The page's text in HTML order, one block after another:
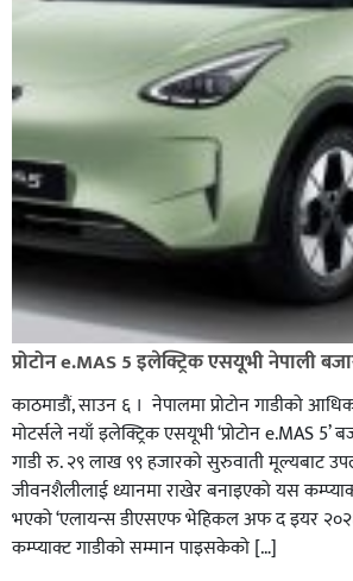
प्रोटोन e.MAS 5 इलेक्ट्रिक एसयूभी नेपाली
काठमाडौं, साउन ६ । नेपालमा प्रोटोन गाडीको
मोटर्सले नयाँ इलेक्ट्रिक एसयूभी ‘प्रोटोन e.MAS 5’
गाडी रु. २९ लाख ९९ हजारको सुरुवाती मूल्यबाट
जीवनशैलीलाई ध्यानमा राखेर बनाइएको यस
भएको ‘एलायन्स डीएसएफ भेहिकल अफ द इयर
कम्प्याक्ट गाडीको सम्मान पाइसकेको […]